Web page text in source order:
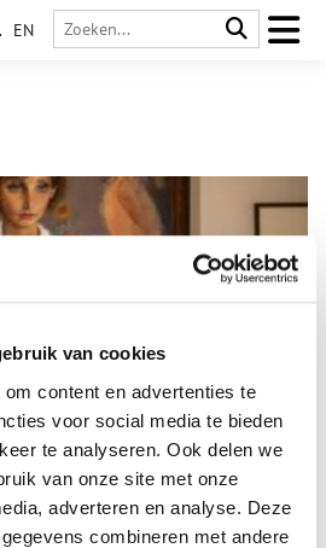
van cookies
content en advertenties te
voor social media te bieden
te analyseren. Ook delen we
van onze site met onze
adverteren en analyse. Deze
combineren met andere
EN
introduceert een nieuwe digitale
Connects, de gratis kunst- en
Philanthropies. Het eerste museum
bij het internationale platform
bij de tentoonstellingen en